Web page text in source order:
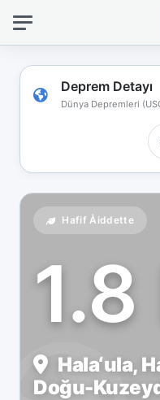
Deprem Detayı
Dünya Depremleri
Hafif Åiddette
Hala‘ula,
Doğu-
bağlantınız
koptu!
Çevrimdışı